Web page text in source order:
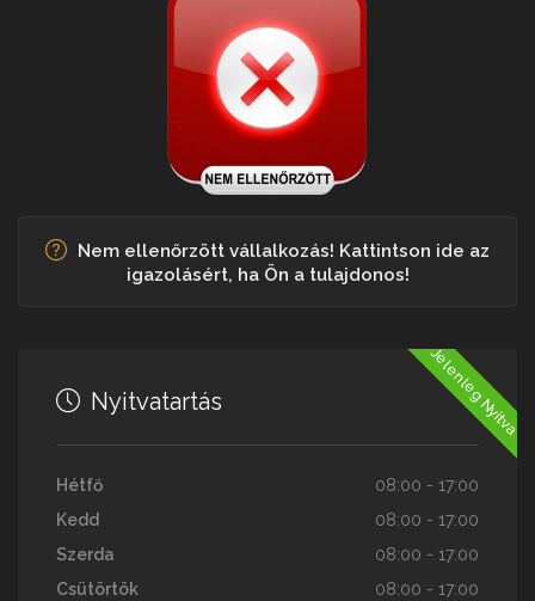
Nem ellenőrzött vállalkozás! Kattintson ide az
igazolásért, ha Ön a tulajdonos!
Jelenleg Nyitva
Nyitvatartás
Hétfő
08:00 - 17:00
Kedd
08:00 - 17:00
Szerda
08:00 - 17:00
Csütörtök
08:00 - 17:00